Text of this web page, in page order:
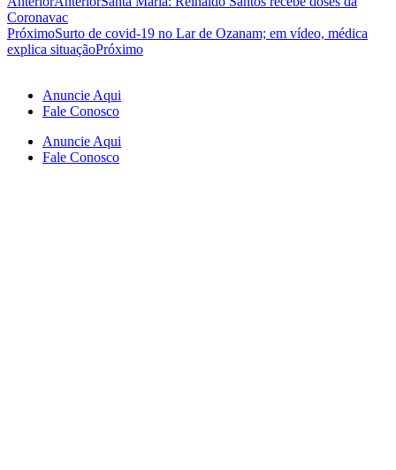
Coronavac
PróximoSurto de covid-19 no Lar de Ozanam; em vídeo, médica
explica situaçãoPróximo
Anuncie Aqui
Fale Conosco
Anuncie Aqui
Fale Conosco